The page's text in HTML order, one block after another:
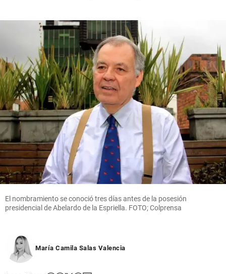
El nombramiento se conoció tres días antes de la posesión
presidencial de Abelardo de la Espriella. FOTO; Colprensa
María Camila Salas Valencia